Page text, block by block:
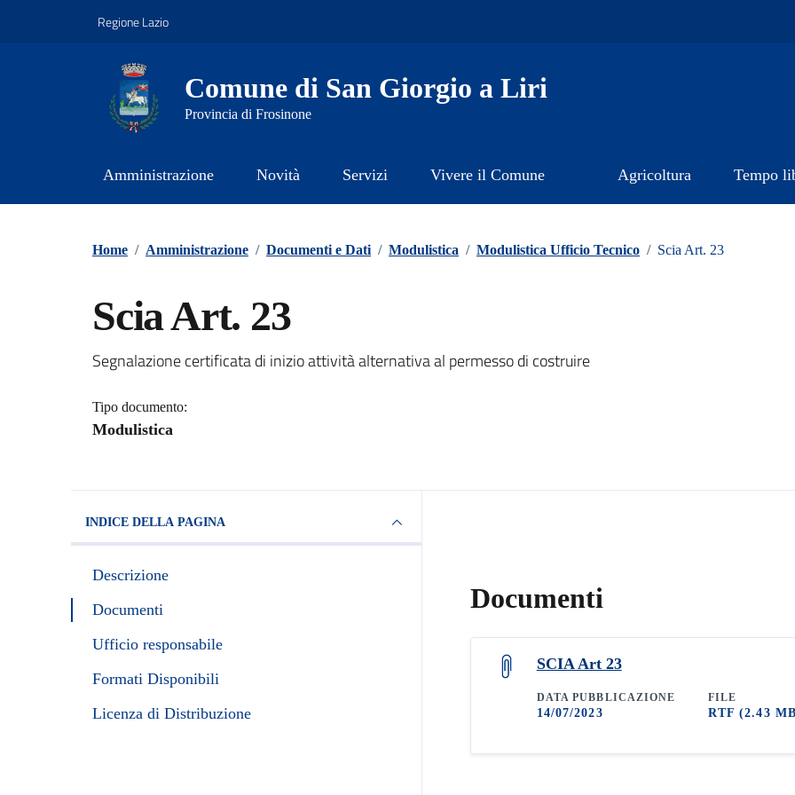
Regione Lazio
Comune di San Giorgio a Liri
Provincia di Frosinone
Amministrazione Novità Servizi Vivere il Comune Agricoltura Tempo
Home / Amministrazione / Documenti e Dati / Modulistica / Modulistica Ufficio Tecnico / Scia Art. 23
Scia Art. 23
Dettagli del documento
Segnalazione certificata di inizio attività alternativa al permesso di costruire
Tipo documento:
Modulistica
INDICE DELLA PAGINA
Descrizione
Documenti
Ufficio responsabile
Formati Disponibili
Licenza di Distribuzione
Documenti
SCIA Art 23
DATA PUBBLICAZIONE
14/07/2023
FILE
RTF(2.43